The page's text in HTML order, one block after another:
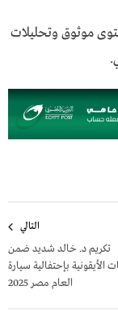
موثوق وتحليلات
التالي
تكريم د. خالد شديد ضمن
الأيقونية بإحتفالية سيارة
العام مصر 2025